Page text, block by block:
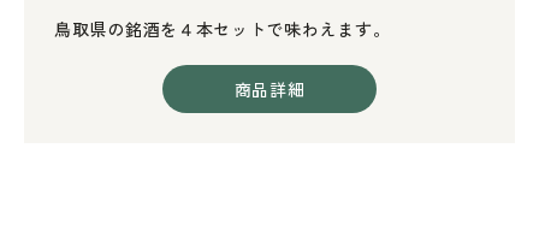
鳥取県の銘酒を４本セットで味わえます。
商品詳細